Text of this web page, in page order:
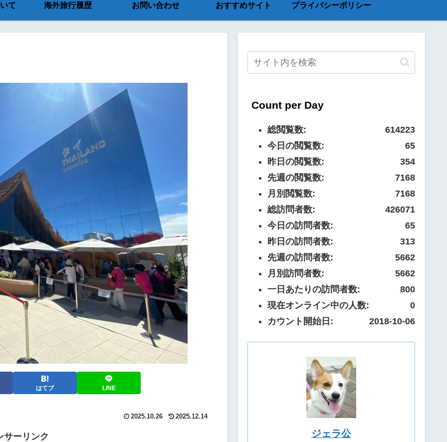
て 海外旅行履歴 お問い合わせ おすすめサイト プライバシーポリシー
はてブ LINE
2025.10.26 2025.12.14
サーリンク
Count per Day
614223
総閲覧数:
65
今日の閲覧数:
354
昨日の閲覧数:
7168
先週の閲覧数:
7168
月別閲覧数:
426071
総訪問者数:
65
今日の訪問者数:
313
昨日の訪問者数:
5662
先週の訪問者数:
5662
月別訪問者数:
800
一日あたりの訪問者数:
0
現在オンライン中の人数:
2018-10-06
カウント開始日:
ジェラ公